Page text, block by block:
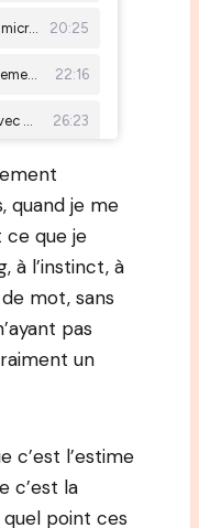
quand je me
ce que je
à l’instinct, à
mot, sans
pas
un
c’est l’estime
c’est la
quel point ces